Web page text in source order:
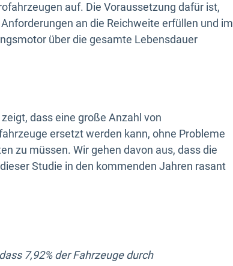
auf. Die Voraussetzung dafür ist,
an die Reichweite erfüllen und im
über die gesamte Lebensdauer
dass eine große Anzahl von
ersetzt werden kann, ohne Probleme
zu müssen. Wir gehen davon aus, dass die
Studie in den kommenden Jahren rasant
7,92% der Fahrzeuge durch